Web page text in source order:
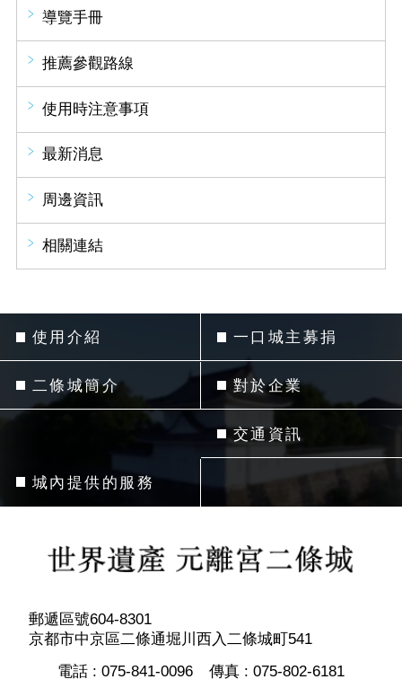
導覽手冊
推薦參觀路線
使用時注意事項
最新消息
周邊資訊
相關連結
使用介紹
二條城簡介
城內提供的服務
一口城主募捐
對於企業
交通資訊
郵遞區號604-8301
京都市中京區二條通堀川西入二條城町541
電話 : 075-841-0096 傳真 :075-802-6181